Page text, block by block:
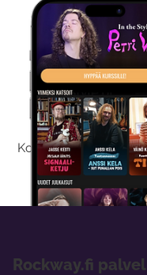
Kokeilemalla
Rockway.fi